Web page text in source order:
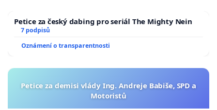
Petice za český dabing pro seriál The Mighty Nein
7 podpisů
Oznámení o transparentnosti
Petice za demisi vlády Ing. Andreje Babiše, SPD a
Motoristů